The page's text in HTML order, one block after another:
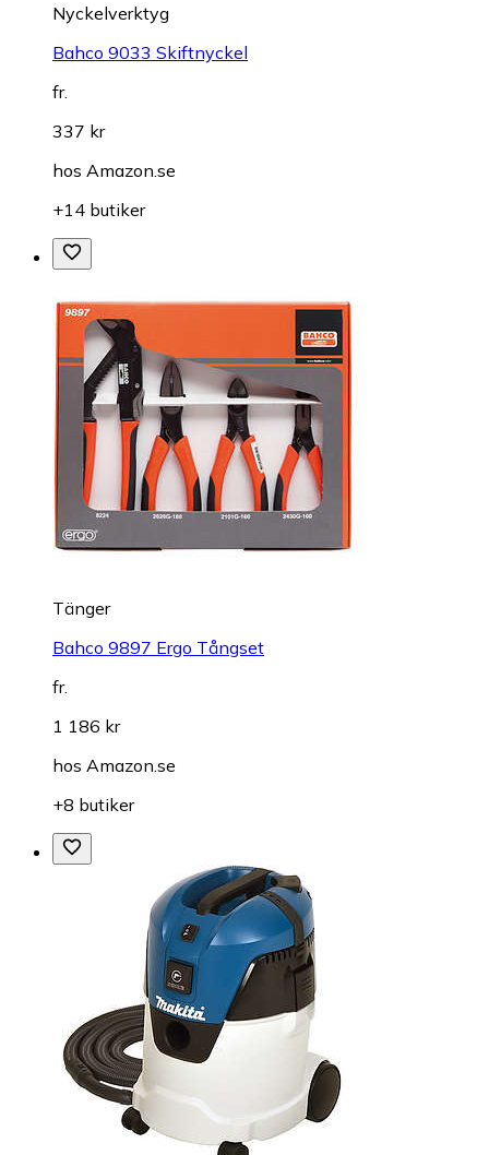
Nyckelverktyg
Bahco 9033 Skiftnyckel
fr.
337 kr
hos Amazon.se
+14 butiker
Tänger
Bahco 9897 Ergo Tångset
fr.
1 186 kr
hos Amazon.se
+8 butiker